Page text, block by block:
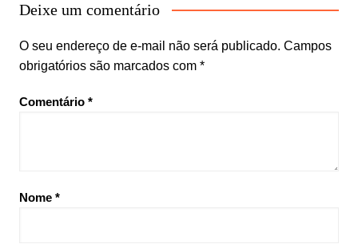
Deixe um comentário
O seu endereço de e-mail não será publicado. Campos
obrigatórios são marcados com *
Comentário *
Nome *